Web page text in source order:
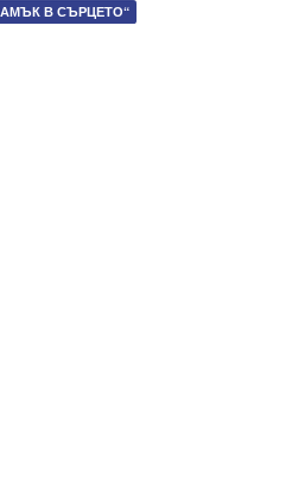
В СЪРЦЕТО“